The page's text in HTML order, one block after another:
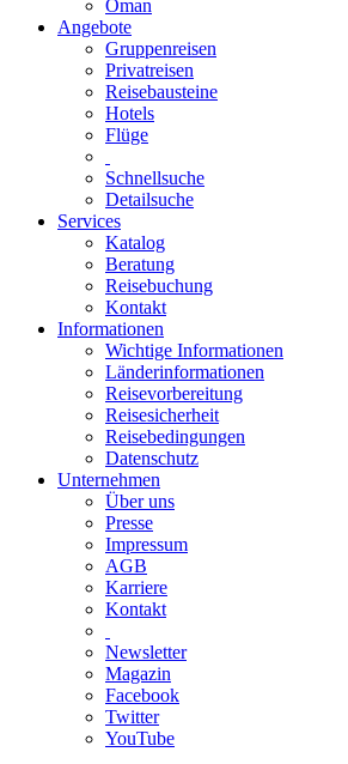
Oman
Angebote
Gruppenreisen
Privatreisen
Reisebausteine
Hotels
Flüge
Schnellsuche
Detailsuche
Services
Katalog
Beratung
Reisebuchung
Kontakt
Informationen
Wichtige Informationen
Länderinformationen
Reisevorbereitung
Reisesicherheit
Reisebedingungen
Datenschutz
Unternehmen
Über uns
Presse
Impressum
AGB
Karriere
Kontakt
Newsletter
Magazin
Facebook
Twitter
YouTube